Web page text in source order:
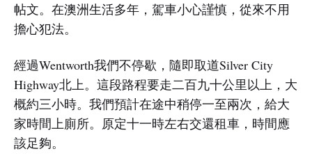
帖文。在澳洲生活多年，駕車小心謹慎，從來不用
擔心犯法。
經過Wentworth我們不停歇，隨即取道Silver City
Highway北上。這段路程要走二百九十公里以上，大
概約三小時。我們預計在途中稍停一至兩次，給大
家時間上廁所。原定十一時左右交還租車，時間應
該足夠。